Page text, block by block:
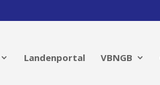
Landenportal VBNGB